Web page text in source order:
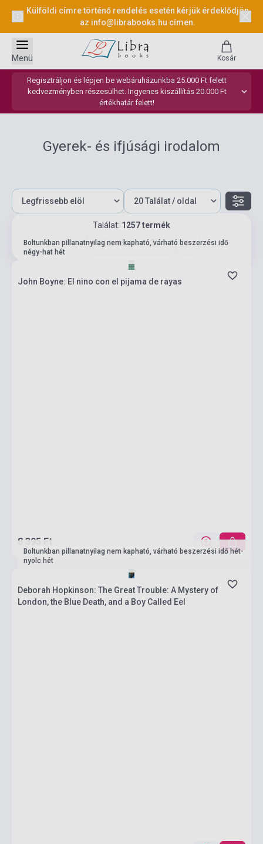
Külföldi címre történő rendelés esetén kérjük érdeklődjön
az info@librabooks.hu címen.
Regisztráljon és lépjen be webáruházunkba 25.000 Ft felett
kedvezményben részesülhet. Ingyenes kiszállítás 20.000 Ft
értékhatár felett!
Menü Kosár
Gyerek- és ifjúsági irodalom
Találat: 1257 termék
1 (összesen: 63)
Boltunkban pillanatnyilag nem kapható, várható beszerzési idő
négy-hat hét
John Boyne: El nino con el pijama de rayas
8 395 Ft
Boltunkban pillanatnyilag nem kapható, várható beszerzési idő hét-
nyolc hét
Deborah Hopkinson: The Great Trouble: A Mystery of
London, the Blue Death, and a Boy Called Eel